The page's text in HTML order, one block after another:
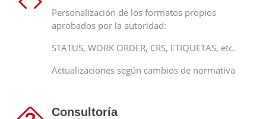
Personalización de los formatos propios
aprobados por la autoridad:
STATUS, WORK ORDER, CRS, ETIQUETAS, etc.
Actualizaciones según cambios de normativa
Consultoría